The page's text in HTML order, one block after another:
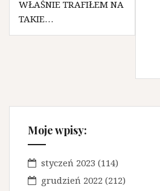
N
a
a
WŁAŚNIE TRAFIŁEM NA
TAKIE…
Moje wpisy:
styczeń 2023 (114)
grudzień 2022 (212)